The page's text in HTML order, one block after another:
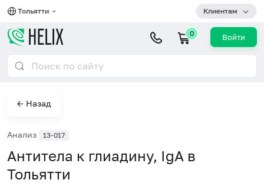
Тольятти Клиентам
0 Войти
← Назад
Анализ 13-017
Антитела к глиадину, IgA в
Тольятти